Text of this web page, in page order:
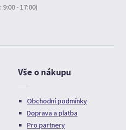
9:00 - 17:00)
Vše o nákupu
Obchodní podmínky
Doprava a platba
Pro partnery